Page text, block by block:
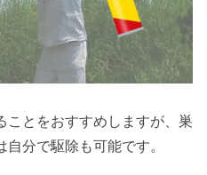
ことをおすすめしますが、巣
分で駆除も可能です。